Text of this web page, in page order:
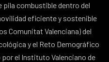
pila combustible dentro del
eficiente y sostenible
Comunitat Valenciana) del
y el Reto Demográfico
el Instituto Valenciano de